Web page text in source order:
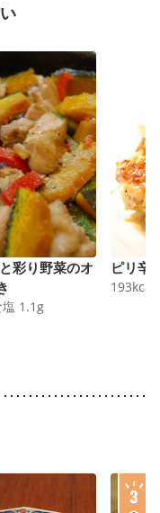
彩り野菜のオ
1.1 g
ピリ辛
193kcal